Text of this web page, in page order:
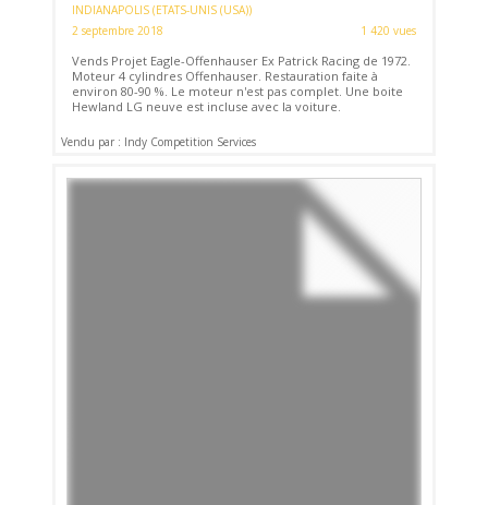
INDIANAPOLIS (ETATS-UNIS (USA))
2 septembre 2018
1 420 vues
Vends Projet Eagle-Offenhauser Ex Patrick Racing de 1972.
Moteur 4 cylindres Offenhauser. Restauration faite à
environ 80-90 %. Le moteur n'est pas complet. Une boite
Hewland LG neuve est incluse avec la voiture.
Vendu par : Indy Competition Services